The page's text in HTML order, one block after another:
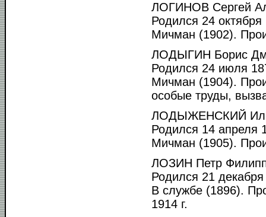
ЛОГИНОВ Сергей
Родился 24 октября
Мичман (1902).
ЛОДЫГИН Борис
Родился 24 июля
Мичман (1904).
особые труды,
ЛОДЫЖЕНСКИЙ
Родился 14 апреля
Мичман (1905).
ЛОЗИН Петр
Родился 21 декабря
В службе (1896).
1914 г.